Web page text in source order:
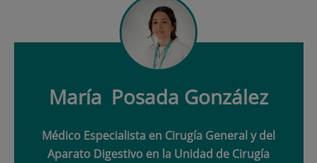
María Posada González
Médico Especialista en Cirugía General y del
Aparato Digestivo en la Unidad de Cirugía